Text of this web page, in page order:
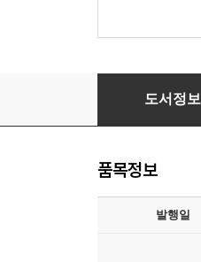
매매의 기술
도서정보
품목정보
발행일